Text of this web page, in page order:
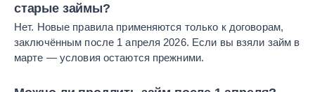
старые займы?
Нет. Новые правила применяются только к договорам,
заключённым после 1 апреля 2026. Если вы взяли займ в
марте — условия остаются прежними.